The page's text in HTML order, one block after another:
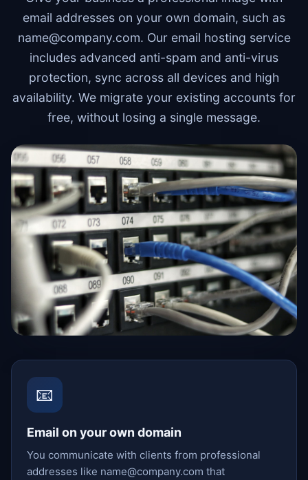
email addresses on your own domain, such as
name@company.com. Our email hosting service
includes advanced anti-spam and anti-virus
protection, sync across all devices and high
availability. We migrate your existing accounts for
free, without losing a single message.
📧
Email on your own domain
You communicate with clients from professional
addresses like name@company.com that